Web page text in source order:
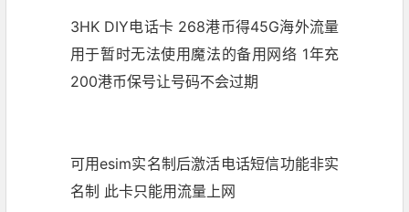
3HK DIY电话卡 268港币得45G海外流量
用于暂时无法使用魔法的备用网络 1年充
200港币保号让号码不会过期
可用esim实名制后激活电话短信功能非实
名制 此卡只能用流量上网